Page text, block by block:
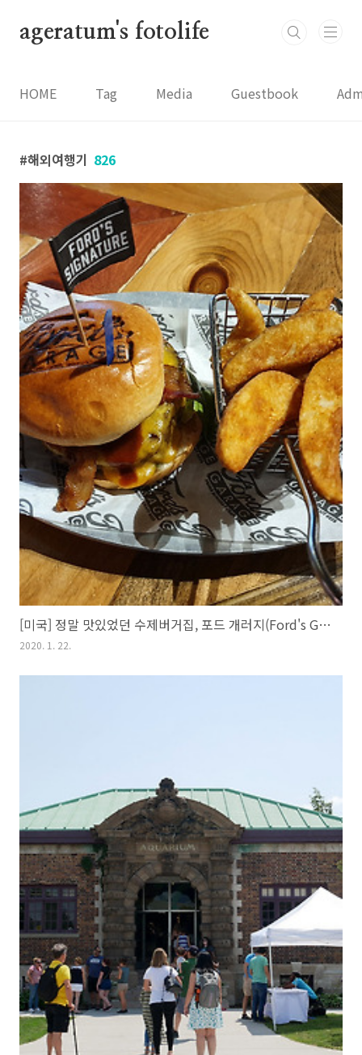
ageratum's fotolife
HOME Tag Media Guestbook
해외여행기 826
[미국] 정말 맛있었던 수제버거집, 포드 개러지(Ford's Garage)
2020. 1. 22.